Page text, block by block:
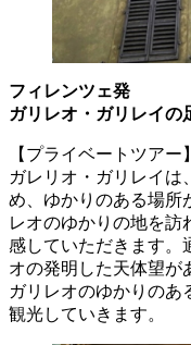
フィレンツェ発
ガリレオ・ガリレイの
【プライベートツアー】
ガレリオ・ガリレイは
め、ゆかりのある場所
レオのゆかりの地を訪
感していただきます。
オの発明した天体望が
ガリレオのゆかりのあ
観光していきます。